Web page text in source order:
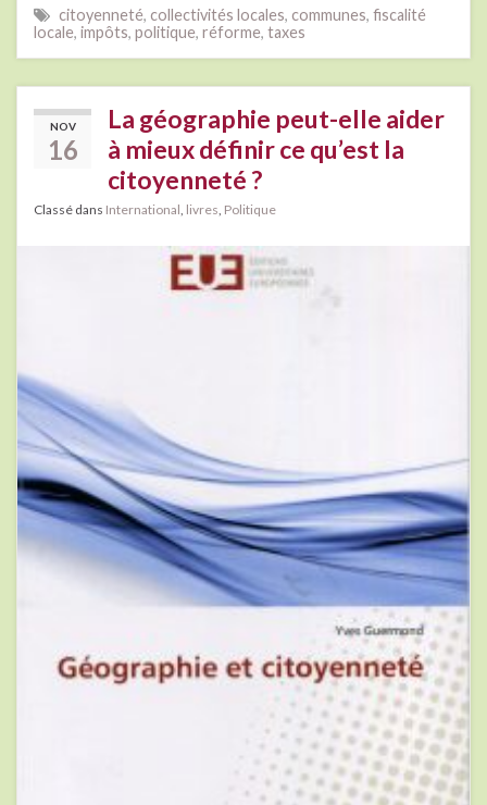
citoyenneté, collectivités locales, communes, fiscalité
locale, impôts, politique, réforme, taxes
NOV
16
La géographie peut-elle aider
à mieux définir ce qu’est la
citoyenneté ?
Classé dans International livres Politique